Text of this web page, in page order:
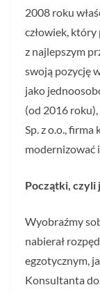
2008 roku
człowiek,
z najlepszym
swoją pozycję
jako
(od 2016
Sp. z o.o.,
modernizować
Początki, czyli
Wyobraźmy
nabierał
egzotycznym,
Konsultanta